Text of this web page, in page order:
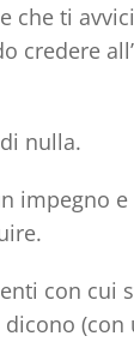
che ti
nulla.
impegno
con cui
(con